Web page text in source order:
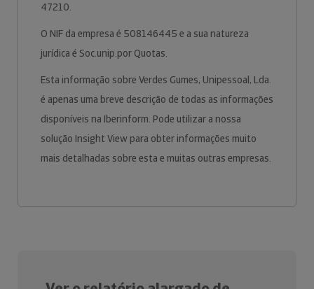
47210.
O NIF da empresa é 508146445 e a sua natureza
jurídica é Soc.unip.por Quotas.
Esta informação sobre Verdes Gumes, Unipessoal, Lda.
é apenas uma breve descrição de todas as informações
disponíveis na Iberinform. Pode utilizar a nossa
solução Insight View para obter informações muito
mais detalhadas sobre esta e muitas outras empresas.